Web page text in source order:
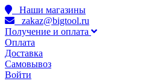
Наши магазины
zakaz@bigtool.ru
Получение и оплата
Оплата
Доставка
Самовывоз
Войти